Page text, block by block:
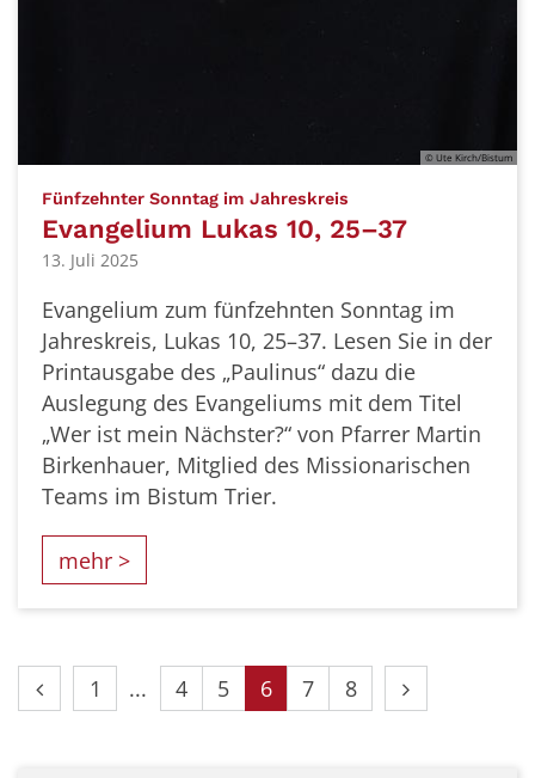
© Ute Kirch/Bistum
Fünfzehnter Sonntag im Jahreskreis
Evangelium Lukas 10, 25–37
13. Juli 2025
Evangelium zum fünfzehnten Sonntag im
Jahreskreis, Lukas 10, 25–37. Lesen Sie in der
Printausgabe des „Paulinus“ dazu die
Auslegung des Evangeliums mit dem Titel
„Wer ist mein Nächster?“ von Pfarrer Martin
Birkenhauer, Mitglied des Missionarischen
Teams im Bistum Trier.
mehr >
Vorherige Seite
Erste Seite
1 4 5 6 7 8 Nächste